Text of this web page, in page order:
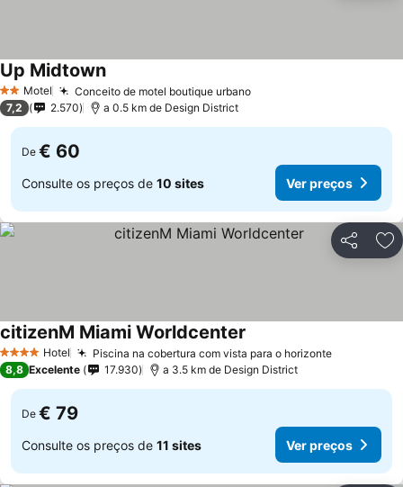
2 Estrelas
Motel Conceito de motel boutique urbano
Up Midtown
7,2 2.570 a 0.5 km de Design District
De € 60
Consulte os preços de 10 sites Ver preços
Partilhar
4 EstrelasHotel Piscina na cobertura com vista para o horizonte
citizenM Miami Worldcenter
8,8 Excelente 17.930 a 3.5 km de Design District
De € 79
Consulte os preços de 11 sites Ver preços